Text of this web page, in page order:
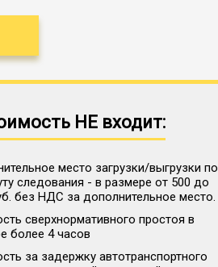
НЕ входит:
место загрузки/выгрузки по
следования - в размере от 500 до
без НДС за дополнительное место.
сверхнормативного простоя в
более 4 часов
за задержку автотранспортного